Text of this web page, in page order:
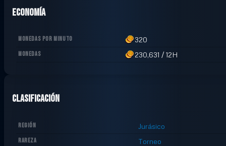
Economía
MONEDAS POR MINUTO 320
MONEDAS 230,631 / 12H
Clasificación
REGIÓN Jurásico
RAREZA Torneo